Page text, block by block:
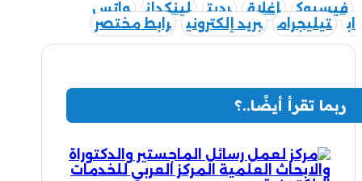
فيسبوك إغلاق رديت لينكدإن
واتس
اب
تيليجرام بريد إلكتروني رابط مختصر
ربما تقرأ أيضًا..؟